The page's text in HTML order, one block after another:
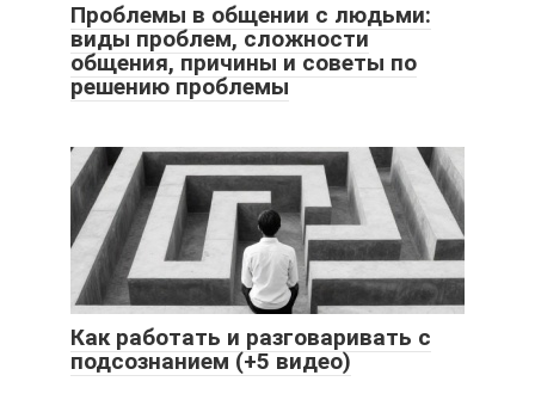
Проблемы в общении с людьми:
виды проблем, сложности
общения, причины и советы по
решению проблемы
Как работать и разговаривать с
подсознанием (+5 видео)